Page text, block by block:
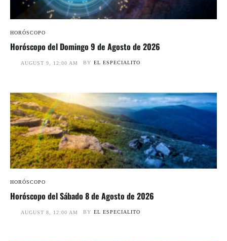
HORÓSCOPO
Horóscopo del Domingo 9 de Agosto de 2026
AUGUST 9, 12:00 AM BY EL ESPECIALITO
HORÓSCOPO
Horóscopo del Sábado 8 de Agosto de 2026
AUGUST 8, 12:00 AM BY EL ESPECIALITO